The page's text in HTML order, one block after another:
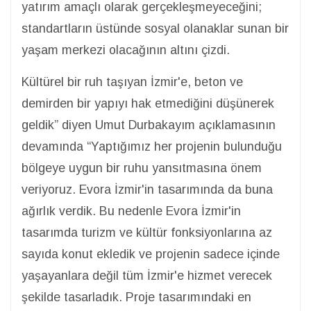
yatırım amaçlı olarak gerçekleşmeyeceğini;
standartların üstünde sosyal olanaklar sunan bir
yaşam merkezi olacağının altını çizdi.
Kültürel bir ruh taşıyan İzmir'e, beton ve
demirden bir yapıyı hak etmediğini düşünerek
geldik” diyen Umut Durbakayım açıklamasının
devamında “Yaptığımız her projenin bulunduğu
bölgeye uygun bir ruhu yansıtmasına önem
veriyoruz. Evora İzmir'in tasarımında da buna
ağırlık verdik. Bu nedenle Evora İzmir'in
tasarımda turizm ve kültür fonksiyonlarına az
sayıda konut ekledik ve projenin sadece içinde
yaşayanlara değil tüm İzmir'e hizmet verecek
şekilde tasarladık. Proje tasarımındaki en